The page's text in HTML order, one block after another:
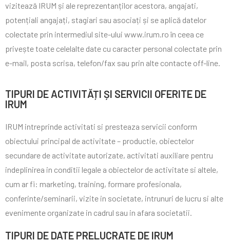
vizitează IRUM și ale reprezentanților acestora, angajati,
potențiali angajați, stagiari sau asociați și se aplică datelor
colectate prin intermediul site-ului www.irum.ro în ceea ce
privește toate celelalte date cu caracter personal colectate prin
e-mail, posta scrisa, telefon/fax sau prin alte contacte off-line.
TIPURI DE ACTIVITĂȚI ȘI SERVICII OFERITE DE
IRUM
IRUM intreprinde activitati si presteaza servicii conform
obiectului principal de activitate – productie, obiectelor
secundare de activitate autorizate, activitati auxiliare pentru
indeplinirea in conditii legale a obiectelor de activitate si altele,
cum ar fi: marketing, training, formare profesionala,
conferinte/seminarii, vizite in societate, intrunuri de lucru si alte
evenimente organizate in cadrul sau in afara societatii.
TIPURI DE DATE PRELUCRATE DE IRUM